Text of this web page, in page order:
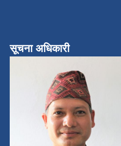
सूचना अधिकारी